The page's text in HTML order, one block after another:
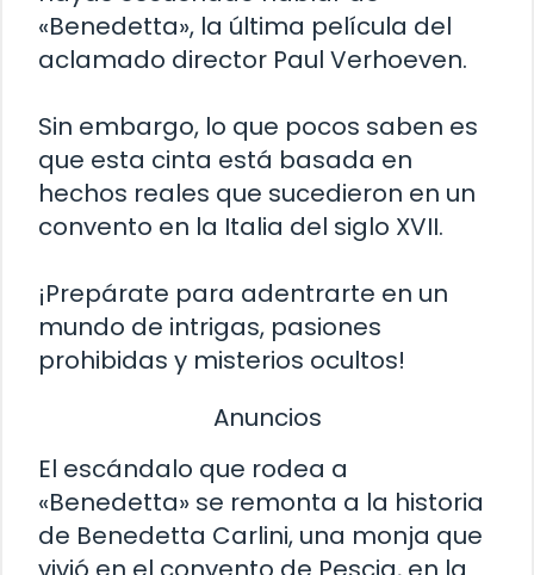
«Benedetta», la última película del
aclamado director Paul Verhoeven.
Sin embargo, lo que pocos saben es
que esta cinta está basada en
hechos reales que sucedieron en un
convento en la Italia del siglo XVII.
¡Prepárate para adentrarte en un
mundo de intrigas, pasiones
prohibidas y misterios ocultos!
Anuncios
El escándalo que rodea a
«Benedetta» se remonta a la historia
de Benedetta Carlini, una monja que